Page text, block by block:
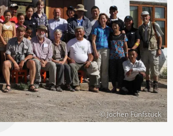
© Jochen Fünfstück